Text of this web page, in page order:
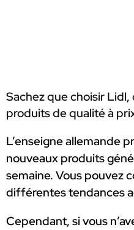
Sachez que choisir Lidl,
produits de qualité à
L’enseigne allemande
nouveaux produits
semaine. Vous pouvez
différentes tendances
Cependant, si vous